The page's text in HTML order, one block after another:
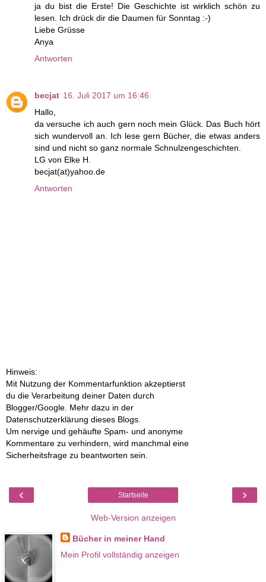
ja du bist die Erste! Die Geschichte ist wirklich schön zu
lesen. Ich drück dir die Daumen für Sonntag :-)
Liebe Grüsse
Anya
Antworten
becjat 16. Juli 2017 um 16:46
Hallo,
da versuche ich auch gern noch mein Glück. Das Buch hört
sich wundervoll an. Ich lese gern Bücher, die etwas anders
sind und nicht so ganz normale Schnulzengeschichten.
LG von Elke H.
becjat(at)yahoo.de
Antworten
Hinweis:
Mit Nutzung der Kommentarfunktion akzeptierst
du die Verarbeitung deiner Daten durch
Blogger/Google. Mehr dazu in der
Datenschutzerklärung dieses Blogs.
Um nervige und gehäufte Spam- und anonyme
Kommentare zu verhindern, wird manchmal eine
Sicherheitsfrage zu beantworten sein.
‹ ›
Startseite
Web-Version anzeigen
Bücher in meiner Hand
Mein Profil vollständig anzeigen